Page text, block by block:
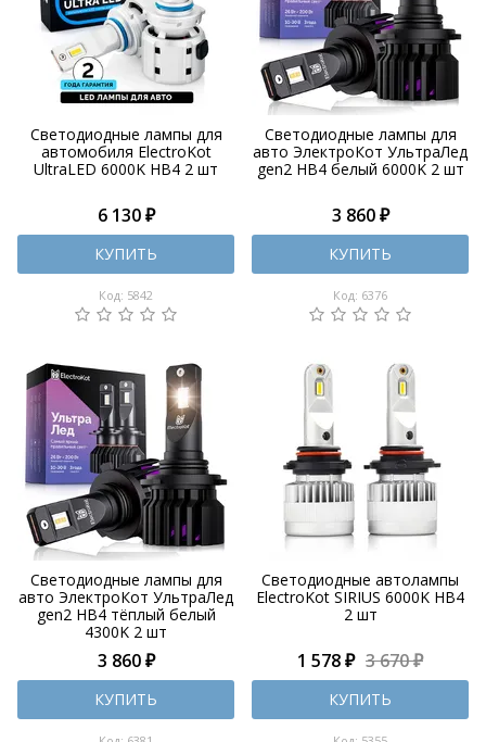
Светодиодные лампы для
автомобиля ElectroKot
UltraLED 6000K HB4 2 шт
6 130 ₽
КУПИТЬ
Код: 5842
Светодиодные лампы для
авто ЭлектроКот УльтраЛед
gen2 HB4 белый 6000K 2 шт
3 860 ₽
КУПИТЬ
Код: 6376
Светодиодные лампы для
авто ЭлектроКот УльтраЛед
gen2 HB4 тёплый белый
4300K 2 шт
3 860 ₽
КУПИТЬ
Светодиодные автолампы
ElectroKot SIRIUS 6000K HB4
2 шт
1 578 ₽ 3 670 ₽
КУПИТЬ